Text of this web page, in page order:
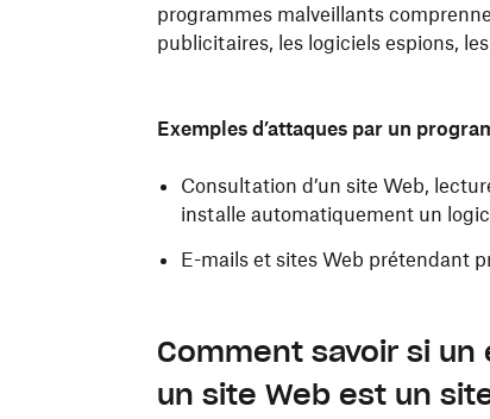
programmes malveillants
publicitaires, les logiciels espions,
Exemples d’attaques par un
Consultation d’un site Web,
installe automatiquement un
E-mails et sites Web prétendant
Comment savoir si
un site Web est un